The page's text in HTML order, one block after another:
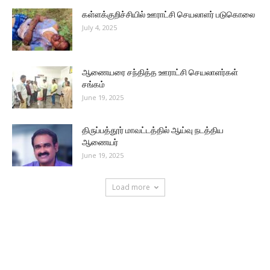
கள்ளக்குறிச்சியில் ஊராட்சி செயலாளர் படுகொலை
July 4, 2025
ஆணையரை சந்தித்த ஊராட்சி செயலாளர்கள்
சங்கம்
June 19, 2025
திருப்பத்தூர் மாவட்டத்தில் ஆய்வு நடத்திய
ஆணையர்
June 19, 2025
Load more